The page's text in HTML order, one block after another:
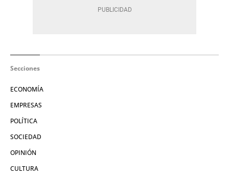
Secciones
ECONOMÍA
EMPRESAS
POLÍTICA
SOCIEDAD
OPINIÓN
CULTURA